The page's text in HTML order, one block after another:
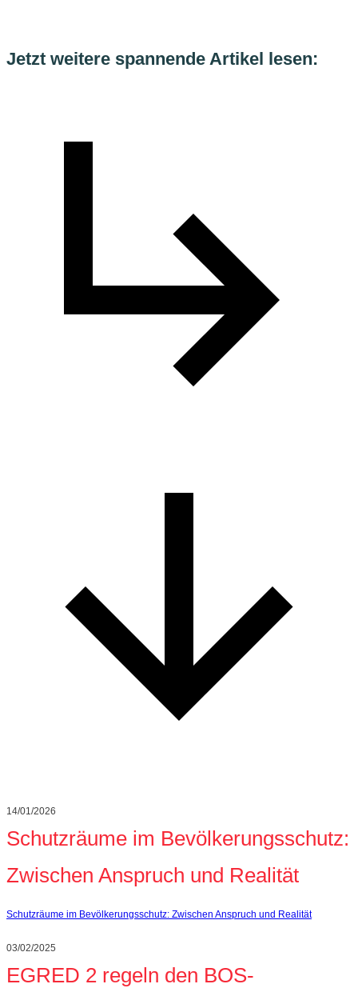
Jetzt weitere spannende Artikel lesen:
14/01/2026
Schutzräume im Bevölkerungsschutz:
Zwischen Anspruch und Realität
Schutzräume im Bevölkerungsschutz: Zwischen Anspruch und Realität
03/02/2025
EGRED 2 regeln den BOS-